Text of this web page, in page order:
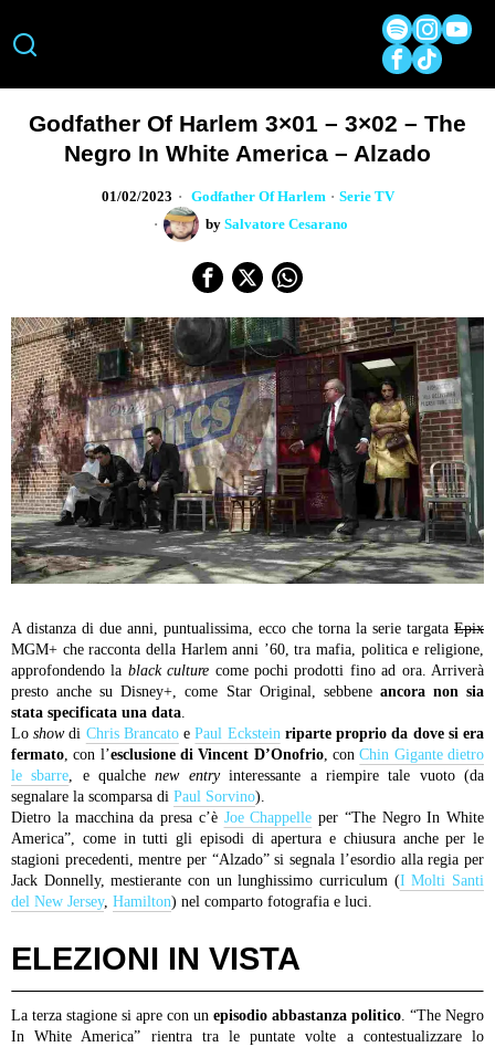
Godfather Of Harlem 3×01 – 3×02 – The
Negro In White America – Alzado
01/02/2023 Godfather Of Harlem · Serie TV
by Salvatore Cesarano
A distanza di due anni, puntualissima, ecco che torna la serie targata Epix
MGM+ che racconta della Harlem anni ’60, tra mafia, politica e religione,
approfondendo la black culture come pochi prodotti fino ad ora. Arriverà
presto anche su Disney+, come Star Original, sebbene ancora non sia
stata specificata una data.
Loshowdi Chris BrancatoePaul Eckstein riparte proprio da dove si era
fermato, con l’esclusione di Vincent D’Onofrio, conChin Gigante dietro
le sbarre, e qualchenew entryinteressante a riempire tale vuoto (da
segnalare la scomparsa di Paul Sorvino).
Dietro la macchina da presa c’è Joe Chappelle per “The Negro In White
America”, come in tutti gli episodi di apertura e chiusura anche per le
stagioni precedenti, mentre per “Alzado” si segnala l’esordio alla regia per
Jack Donnelly, mestierante con un lunghissimo curriculum (I Molti Santi
del New Jersey, Hamilton) nel comparto fotografia e luci.
ELEZIONI IN VISTA
La terza stagione si apre con un episodio abbastanza politico. “The Negro
In White America” rientra tra le puntate volte a contestualizzare lo